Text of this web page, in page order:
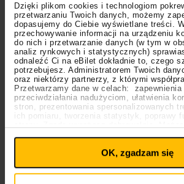
Dzięki plikom cookies i technologiom
przetwarzaniu Twoich danych, możemy
dopasujemy do Ciebie wyświetlane treści.
przechowywanie informacji na urządzeniu
do nich i przetwarzanie danych (w tym w
analiz rynkowych i statystycznych)
odnaleźć Ci na eBilet dokładnie to, czego
potrzebujesz. Administratorem Twoich
oraz niektórzy partnerzy, z którymi
Przetwarzamy dane w celach: zapewnienia
przeciwdziałania nadużyciom, ułatwienia
stron, prezentowania spersonalizowanych
ich pomiaru, tworzenia statystyk, poprawy
plików cookies
wpływa na legalność uprzedniego
Polityka plików cookies
OK, zgadzam się
Kup bilet
Najlepsza muzyka z
Great September
to festiwal inny
nam szansę, by usłyszeć